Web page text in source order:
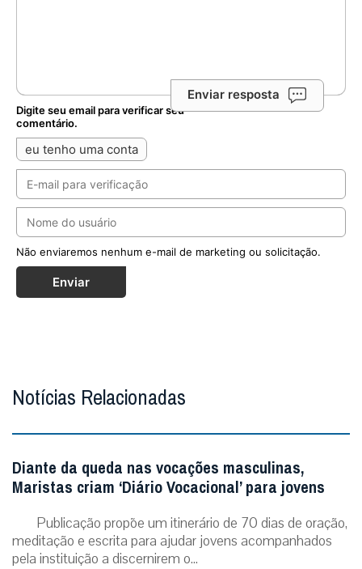
Enviar resposta
Digite seu email para verificar seu
comentário.
eu tenho uma conta
Não enviaremos nenhum e-mail de marketing ou solicitação.
Enviar
Notícias Relacionadas
Diante da queda nas vocações masculinas,
Maristas criam ‘Diário Vocacional’ para jovens
Publicação propõe um itinerário de 70 dias de oração,
meditação e escrita para ajudar jovens acompanhados
pela instituição a discernirem o...